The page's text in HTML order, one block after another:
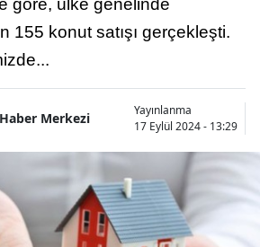
155 konut satışı gerçekleşti.
Merkezi
Yayınlanma
17 Eylül 2024 - 13:29